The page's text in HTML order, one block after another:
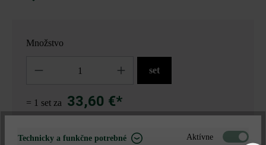
Množstvo
set
= 1 set za 33,60 €*
Technicky a funkčne potrebné Aktívne